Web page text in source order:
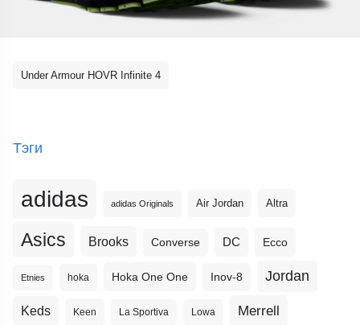
Under Armour HOVR Infinite 4
Тэги
adidas adidas Originals Air Jordan Altra
Asics Brooks Converse DC Ecco
Etnies hoka Hoka One One Inov-8 Jordan
Keds Keen La Sportiva Lowa Merrell